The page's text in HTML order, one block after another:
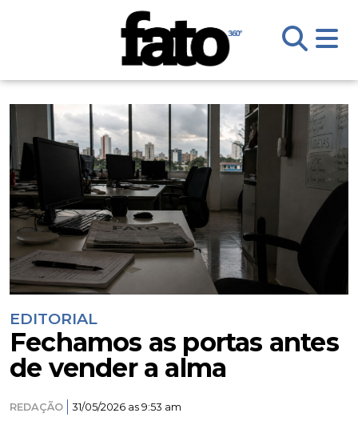
EDITORIAL
Fechamos as portas antes
de vender a alma
REDAÇÃO 31/05/2026 as 9:53 am